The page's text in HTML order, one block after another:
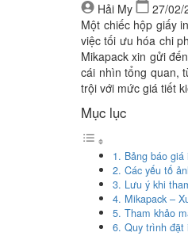
Hải My
27/02/
Một chiếc hộp giấy
việc tối ưu hóa chi
Mikapack xin gửi
cái nhìn tổng quan,
trội với mức giá tiết
Mục lục
1. Bảng báo
2. Các yếu tố
3. Lưu ý khi
4. Mikapack –
5. Tham khảo
6. Quy trình đặt